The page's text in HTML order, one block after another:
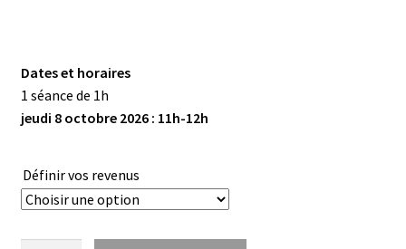
Dates et horaires
1 séance de 1h
jeudi 8 octobre 2026 : 11h-12h
Définir vos revenus